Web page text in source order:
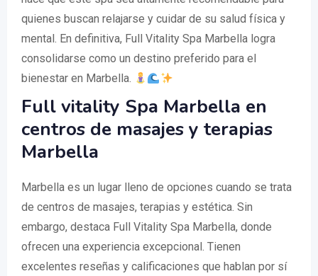
quienes buscan relajarse y cuidar de su salud física y
mental. En definitiva, Full Vitality Spa Marbella logra
consolidarse como un destino preferido para el
bienestar en Marbella.
Full vitality Spa Marbella en
centros de masajes y terapias
Marbella
Marbella es un lugar lleno de opciones cuando se trata
de centros de masajes, terapias y estética. Sin
embargo, destaca Full Vitality Spa Marbella, donde
ofrecen una experiencia excepcional. Tienen
excelentes reseñas y calificaciones que hablan por sí